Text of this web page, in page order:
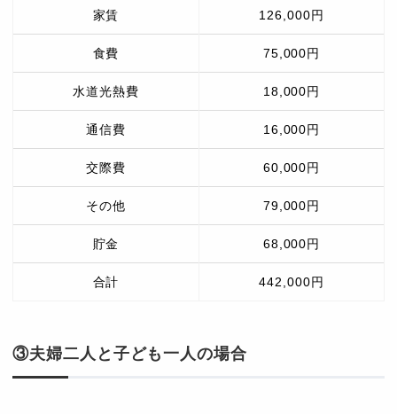
家賃 126,000円
食費 75,000円
水道光熱費 18,000円
通信費 16,000円
交際費 60,000円
その他 79,000円
貯金 68,000円
合計 442,000円
③夫婦二人と子ども一人の場合